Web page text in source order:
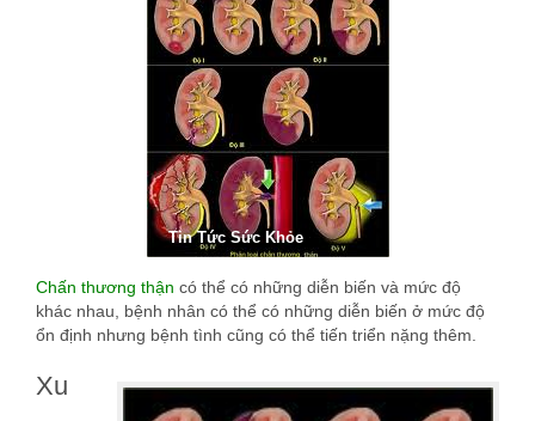
Tin Tức Sức Khỏe
Chấn thương thận có thể có những diễn biến và mức độ
khác nhau, bệnh nhân có thể có những diễn biến ở mức độ
ổn định nhưng bệnh tình cũng có thể tiến triển nặng thêm.
Xu